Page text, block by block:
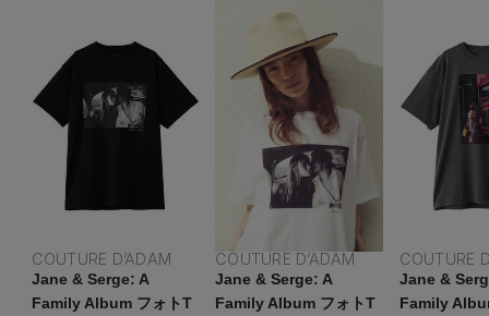
COUTURE D’ADAM
Jane & Serge: A
Family Album フォトT
COUTURE D’ADAM
Jane & Serge: A
Family Album フォトT
COUTURE
Jane &
Family